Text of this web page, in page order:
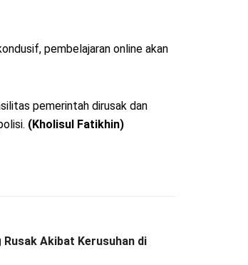
pembelajaran online akan
pemerintah dirusak dan
(Kholisul Fatikhin)
Akibat Kerusuhan di